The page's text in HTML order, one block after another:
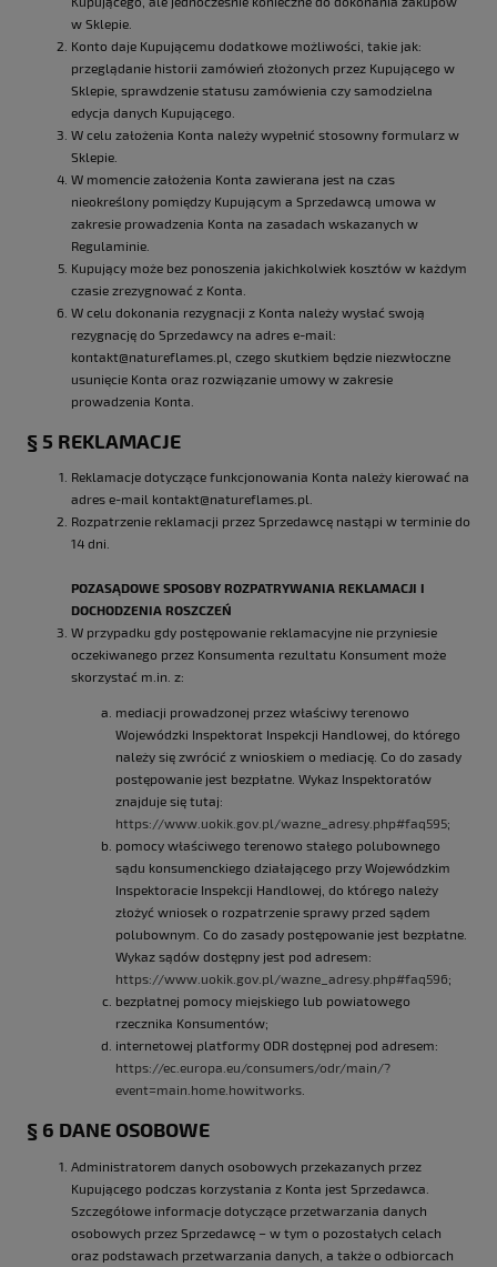
w Sklepie.
Konto daje Kupującemu dodatkowe możliwości, takie jak:
przeglądanie historii zamówień złożonych przez Kupującego w
Sklepie, sprawdzenie statusu zamówienia czy samodzielna
edycja danych Kupującego.
W celu założenia Konta należy wypełnić stosowny formularz w
Sklepie.
W momencie założenia Konta zawierana jest na czas
nieokreślony pomiędzy Kupującym a Sprzedawcą umowa w
zakresie prowadzenia Konta na zasadach wskazanych w
Regulaminie.
Kupujący może bez ponoszenia jakichkolwiek kosztów w każdym
czasie zrezygnować z Konta.
W celu dokonania rezygnacji z Konta należy wysłać swoją
rezygnację do Sprzedawcy na adres e-mail:
kontakt@natureflames.pl, czego skutkiem będzie niezwłoczne
usunięcie Konta oraz rozwiązanie umowy w zakresie
prowadzenia Konta.
§ 5 REKLAMACJE
Reklamacje dotyczące funkcjonowania Konta należy kierować na
adres e-mail kontakt@natureflames.pl.
Rozpatrzenie reklamacji przez Sprzedawcę nastąpi w terminie do
14 dni.
POZASĄDOWE SPOSOBY ROZPATRYWANIA REKLAMACJI I
DOCHODZENIA ROSZCZEŃ
W przypadku gdy postępowanie reklamacyjne nie przyniesie
oczekiwanego przez Konsumenta rezultatu Konsument może
skorzystać m.in. z:
mediacji prowadzonej przez właściwy terenowo
Wojewódzki Inspektorat Inspekcji Handlowej, do którego
należy się zwrócić z wnioskiem o mediację. Co do zasady
postępowanie jest bezpłatne. Wykaz Inspektoratów
znajduje się tutaj:
https://www.uokik.gov.pl/wazne_adresy.php#faq595;
pomocy właściwego terenowo stałego polubownego
sądu konsumenckiego działającego przy Wojewódzkim
Inspektoracie Inspekcji Handlowej, do którego należy
złożyć wniosek o rozpatrzenie sprawy przed sądem
polubownym. Co do zasady postępowanie jest bezpłatne.
Wykaz sądów dostępny jest pod adresem:
https://www.uokik.gov.pl/wazne_adresy.php#faq596;
bezpłatnej pomocy miejskiego lub powiatowego
rzecznika Konsumentów;
internetowej platformy ODR dostępnej pod adresem:
https://ec.europa.eu/consumers/odr/main/?
event=main.home.howitworks
§ 6 DANE OSOBOWE
Administratorem danych osobowych przekazanych przez
Kupującego podczas korzystania z Konta jest Sprzedawca.
Szczegółowe informacje dotyczące przetwarzania danych
osobowych przez Sprzedawcę – w tym o pozostałych celach
oraz podstawach przetwarzania danych, a także o odbiorcach